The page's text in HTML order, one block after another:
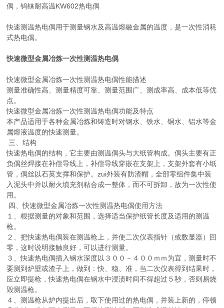
偶，钨铼耐高温KW602热电偶
快速测温热电偶用于测量钢水及高温熔融金属的温度，是一次性消耗
式热电偶。
快速微型金属冶炼一次性测温热电偶
快速微型金属冶炼一次性测温热电偶性能描述
测量准确性高、测量精度可靠、测量范围广、测成率高、成本低等优
点。
快速微型金属冶炼一次性测温热电偶功能及特点
本产品适用于各种金属冶炼和铸造时对钢水、铁水、铜水、铝水等金
属熔液温度的快速测量。
三、结构
快速热电偶的结构，它主要由测温偶头与大纸管构成。偶头主要有正
负偶丝焊接在补偿导线上，补偿导线穿嵌在支架上，支架外套有小纸
管，偶丝以石英支撑和保护。zui外装有防渣帽，全部零组件集中装
入泥头中并以耐火填充剂粘合成一整体，而不可拆卸，故为一次性使
用。
四、快速微型金属冶炼一次性测温热电偶使用方法
１、根据测量的对象和范围，选择适当保护纸管长度及适用的测温
枪。
２、把快速热电偶装在测温枪上，并使二次仪表指针（或数显器）回
零，这时说明接触良好，可以进行测量。
３、快速热电偶插入钢水深度以３００－４００ｍｍ为宜，测量时不
要测到炉壁或渣子上，做到：快、稳、准，当二次仪表得到结果时，
应立即提枪，快速热电偶在钢水中浸渍时间不得超过５秒，否则易烧
毁测温枪。
４、测温枪从炉内提出后，取下使用过的热电偶，并装上新的，停顿